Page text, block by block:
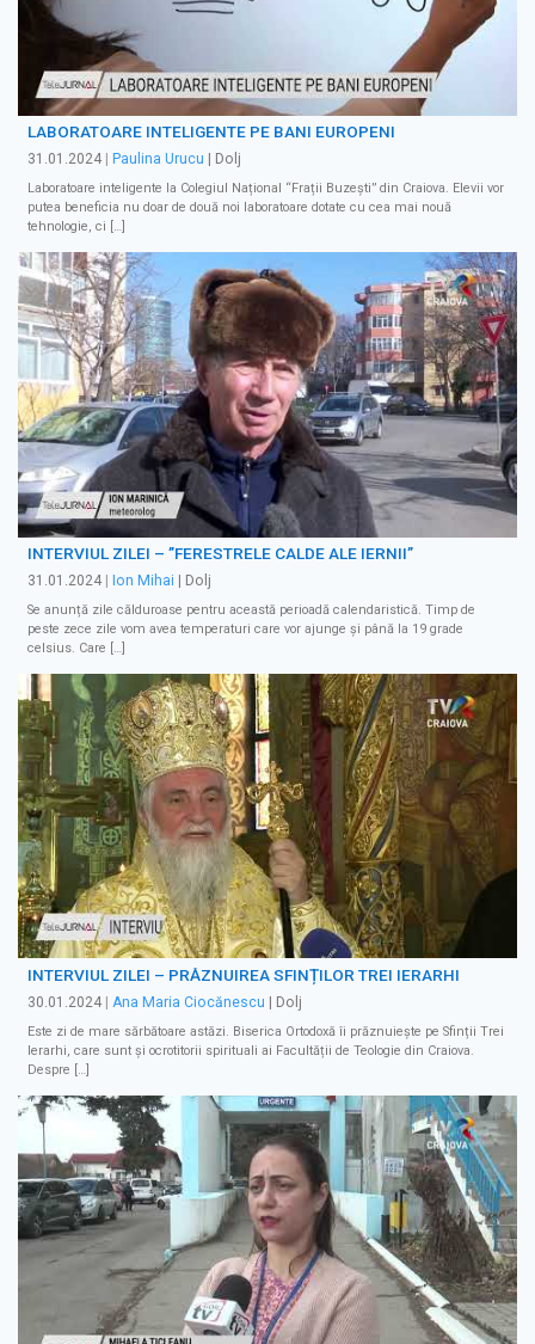
LABORATOARE INTELIGENTE PE BANI EUROPENI
31.01.2024 Paulina Urucu | Dolj
Laboratoare inteligente la Colegiul Național “Frații Buzești” din Craiova. Elevii vor
putea beneficia nu doar de două noi laboratoare dotate cu cea mai nouă
tehnologie, ci […]
INTERVIUL ZILEI – ”FERESTRELE CALDE ALE IERNII”
31.01.2024 Ion Mihai | Dolj
Se anunță zile călduroase pentru această perioadă calendaristică. Timp de
peste zece zile vom avea temperaturi care vor ajunge și până la 19 grade
celsius. Care […]
INTERVIUL ZILEI – PRĂZNUIREA SFINȚILOR TREI IERARHI
30.01.2024 Ana Maria Ciocănescu | Dolj
Este zi de mare sărbătoare astăzi. Biserica Ortodoxă îi prăznuiește pe Sfinții Trei
Ierarhi, care sunt și ocrotitorii spirituali ai Facultății de Teologie din Craiova.
Despre […]